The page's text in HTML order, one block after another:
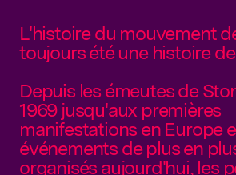
L'histoire du mouvement
toujours été une histoire
Depuis les émeutes de
1969 jusqu'aux premières
manifestations en Europe
événements de plus en
organisés aujourd'hui, les